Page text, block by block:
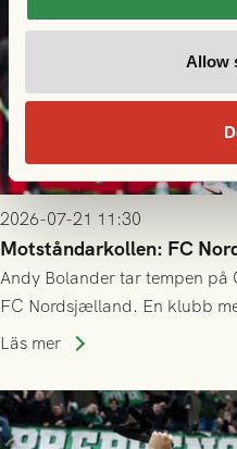
Allow
2026-07-21 11:30
Motståndarkollen: FC
Andy Bolander tar tempen på
FC Nordsjælland. En klubb
publiksnitt, ett lag med både
Läs mer